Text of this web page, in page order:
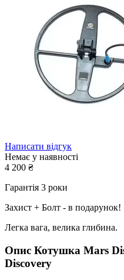
Написати відгук
Немає у наявності
4 200 ₴
Гарантія 3 роки
Захист + Болт - в подарунок!
Легка вага, велика глибина.
Опис Котушка Mars
Discovery